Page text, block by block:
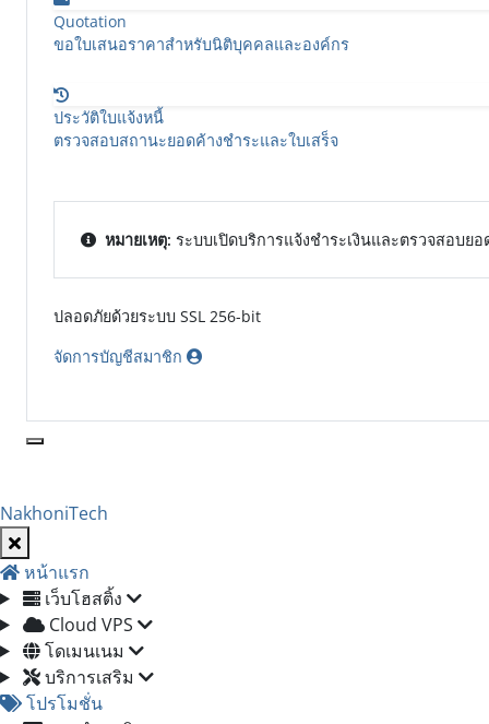
Quotation
ขอใบเสนอราคาสำหรับนิติบุคคลและองค์กร
ประวัติใบแจ้งหนี้
ตรวจสอบสถานะยอดค้างชำระและใบเสร็จ
หมายเหตุ: ระบบเปิดบริการแจ้งชำระเงินและตรวจสอบย
ปลอดภัยด้วยระบบ SSL 256-bit
จัดการบัญชีสมาชิก
NakhoniTech
หน้าแรก
เว็บโฮสติ้ง
Cloud VPS
โดเมนเนม
บริการเสริม
โปรโมชั่น